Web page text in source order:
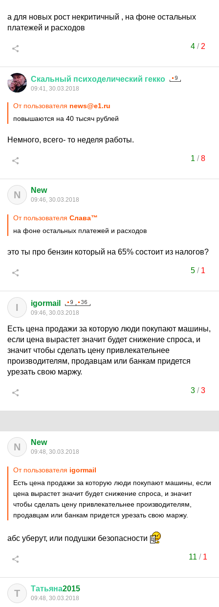
а для новых рост некритичный , на фоне остальных
платежей и расходов
4/ 2
Скальный психоделический гекко
09:41, 30.03.2018
От пользователя news@e1.ru
повышаются на 40 тысяч рублей
Немного, всего- то неделя работы.
1 /8
N New
09:46, 30.03.2018
От пользователя Cлaвa™
на фоне остальных платежей и расходов
это ты про бензин который на 65% состоит из налогов?
5/ 1
I igormail
09:46, 30.03.2018
Есть цена продажи за которую люди покупают машины,
если цена вырастет значит будет снижение спроса, и
значит чтобы сделать цену привлекательнее
производителям, продавцам или банкам придется
урезать свою маржу.
3/3
N New
09:48, 30.03.2018
От пользователя igormail
Есть цена продажи за которую люди покупают машины, если
цена вырастет значит будет снижение спроса, и значит
чтобы сделать цену привлекательнее производителям,
продавцам или банкам придется урезать свою маржу.
абс уберут, или подушки безопасности
11 / 1
Т Татьяна2015
09:48, 30.03.2018